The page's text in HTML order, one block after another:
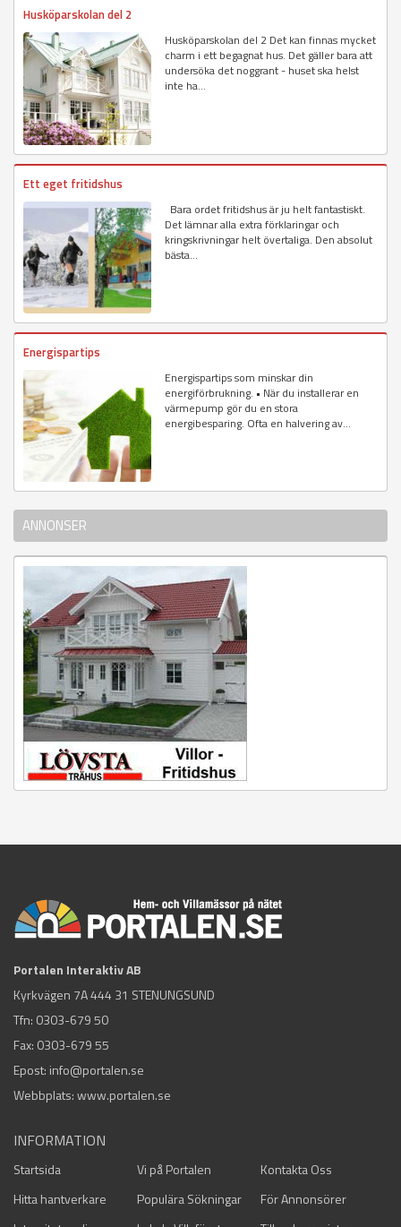
Husköparskolan del 2
Husköparskolan del 2 Det kan finnas mycket
charm i ett begagnat hus. Det gäller bara att
undersöka det noggrant - huset ska helst
inte ha...
Ett eget fritidshus
Bara ordet fritidshus är ju helt fantastiskt.
Det lämnar alla extra förklaringar och
kringskrivningar helt övertaliga. Den absolut
bästa...
Energispartips
Energispartips som minskar din
energiförbrukning. • När du installerar en
värmepump gör du en stora
energibesparing. Ofta en halvering av...
ANNONSER
Portalen Interaktiv AB
Kyrkvägen 7A 444 31 STENUNGSUND
Tfn: 0303-679 50
Fax: 0303-679 55
Epost: info@portalen.se
Webbplats: www.portalen.se
INFORMATION
Startsida Vi på Portalen
Kontakta Oss
Hitta hantverkare
Populära Sökningar
För Annonsörer